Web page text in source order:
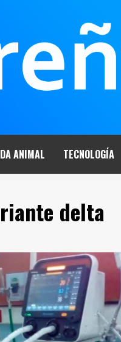
ANIMAL TECNOLOGÍA
delta